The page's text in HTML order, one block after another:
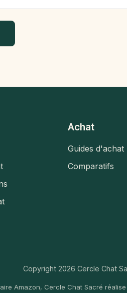
Achat
Guides d'achat
Comparatifs
Copyright 2026 Cercle Chat
Amazon, Cercle Chat Sacré